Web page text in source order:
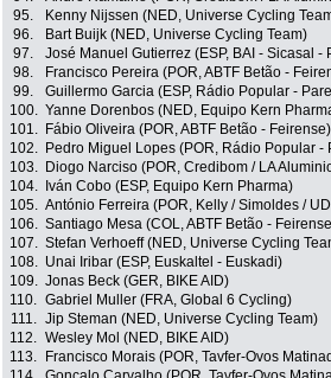
95.
Kenny Nijssen (NED, Universe Cycling
96.
Bart Buijk (NED, Universe Cycling Team)
97.
José Manuel Gutierrez (ESP, BAI - Sicasal -
98.
Francisco Pereira (POR, ABTF Betão -
99.
Guillermo Garcia (ESP, Rádio Popular -
100. Yanne Dorenbos (NED, Equipo Kern
101.
Fábio Oliveira (POR, ABTF Betão - Feirense)
102.
Pedro Miguel Lopes (POR, Rádio Popular -
103.
Diogo Narciso (POR, Credibom / LA
104.
Iván Cobo (ESP, Equipo Kern Pharma)
105. António Ferreira (POR, Kelly / Simoldes /
106. Santiago Mesa (COL, ABTF Betão -
107. Stefan Verhoeff (NED, Universe Cycling
108. Unai Iribar (ESP, Euskaltel - Euskadi)
109. Jonas Beck (GER, BIKE AID)
110. Gabriel Muller (FRA, Global 6 Cycling)
111. Jip Steman (NED, Universe Cycling Team)
112. Wesley Mol (NED, BIKE AID)
113.
Francisco Morais (POR, Tavfer-Ovos